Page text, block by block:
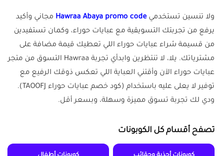
ولا تنسين تستخدمي Hawraa Abaya promo code مجاني وأكيد
يرفع من تجربتك التسويقية مع عبايات حوراء، وكمان تستفيدين
من قسيمة شراء عبايات حوراء اللي تعطيك قيمة مضافة على
مشترياتك. يلا، لا تنتظرين وابدأي تجربة Hawraa التسوق من متجر
عبايات حوراء الآن وأقتني العباية اللي تعكس ذوقك الرفيع مع
توفير لا يعلى عليه باستخدام (كود خصم عبايات حوراء TAOOFJ).
ودي لك تجربة تسوق مميزة وسهلة، وبسعر أقل.
تصفح أقسام كل الكوبونات